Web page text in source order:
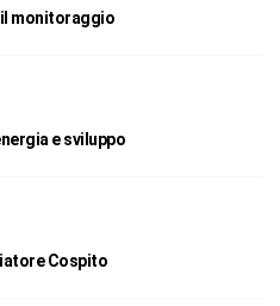
il monitoraggio
e sviluppo
Cospito